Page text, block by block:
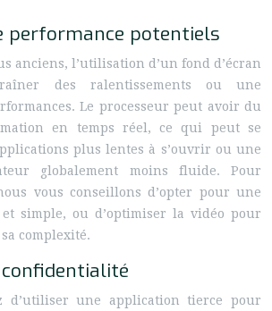
performance potentiels
anciens, l’utilisation d’un fond d’écran
des ralentissements ou une
Le processeur peut avoir du
en temps réel, ce qui peut se
plus lentes à s’ouvrir ou une
globalement moins fluide. Pour
vous conseillons d’opter pour une
simple, ou d’optimiser la vidéo pour
complexité.
d’utiliser une application tierce pour